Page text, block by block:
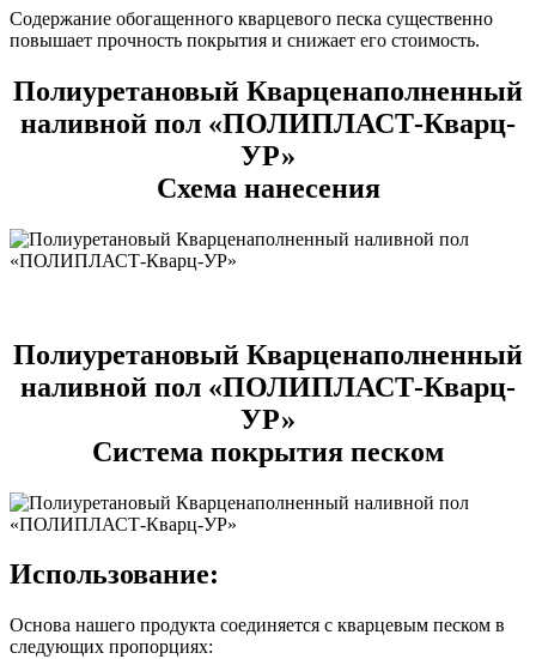
Содержание обогащенного кварцевого песка существенно
повышает прочность покрытия и снижает его стоимость.
Полиуретановый Кварценаполненный
наливной пол «ПОЛИПЛАСТ-Кварц-
УР»
Схема нанесения
Полиуретановый Кварценаполненный
наливной пол «ПОЛИПЛАСТ-Кварц-
УР»
Система покрытия песком
Использование:
Основа нашего продукта соединяется с кварцевым песком в
следующих пропорциях: